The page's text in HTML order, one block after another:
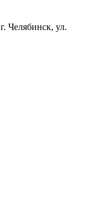
г. Челябинск, ул.